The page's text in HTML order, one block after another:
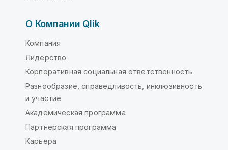
О Компании Qlik
Компания
Лидерство
Корпоративная социальная ответственность
Разнообразие, справедливость, инклюзивность
и участие
Академическая программа
Партнерская программа
Карьера